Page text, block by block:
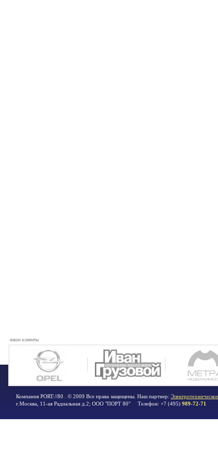
наши клиенты
Компания PORT://80 . © 2009 Все права защищены. Наш партнер:
г.Москва 11-ая Радиальная д.2; ООО "ПОРТ 80" Телефон: +7 (495) 989-72-71